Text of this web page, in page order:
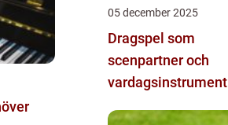
05 december 2025
Dragspel som
scenpartner och
vardagsinstrument